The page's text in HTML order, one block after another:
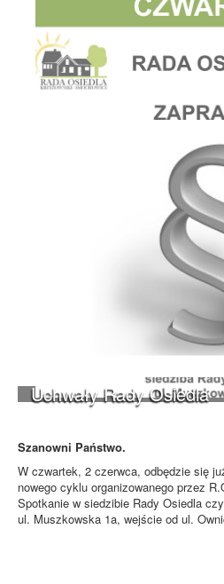
Uchwały Rady Osiedla
Szanowni Państwo.
W czwartek, 2 czerwca, odbędzie się
nowego cyklu organizowanego przez
Spotkanie w siedzibie Rady Osiedla
ul. Muszkowska 1a, wejście od ul.